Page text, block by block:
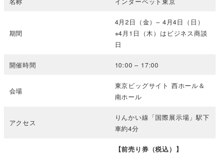
期間
4月2日（金）– 4月4日（日）
※4月1日（木）はビジネス商談
日
開催時間 10:00 – 17:00
会場
東京ビッグサイト 西ホール＆
南ホール
アクセス
りんかい線「国際展示場」駅下
車約4分
【前売り券（税込）】